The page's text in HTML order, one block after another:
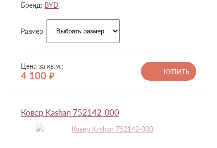
Бренд: BYD
Размер
Цена за кв.м.:
4 100 руб.
КУПИТЬ
Ковер Kashan 752142-000